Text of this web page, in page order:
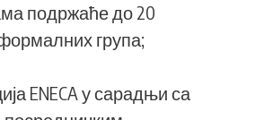
подржаће до 20
група;
ENECA у сарадњи са